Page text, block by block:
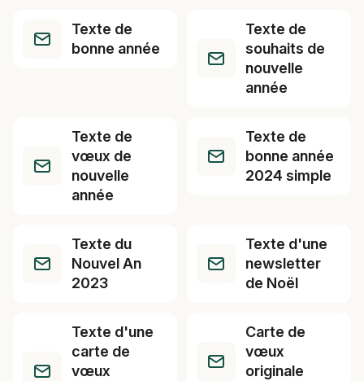
Texte de
bonne année
Texte de
souhaits de
nouvelle
année
Texte de
vœux de
nouvelle
année
Texte de
bonne année
2024 simple
Texte du
Nouvel An
2023
Texte d'une
newsletter
de Noël
Texte d'une
carte de
vœux
Carte de
vœux
originale